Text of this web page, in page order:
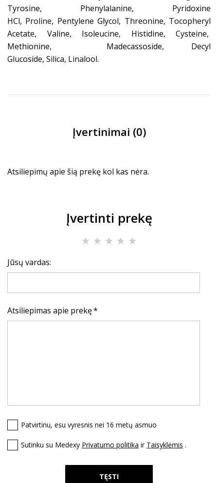
Tyrosine, Phenylalanine, Pyridoxine
HCl, Proline, Pentylene Glycol, Threonine, Tocopheryl
Acetate, Valine, Isoleucine, Histidine, Cysteine,
Methionine, Madecassoside, Decyl
Glucoside, Silica, Linalool.
Įvertinimai (0)
Atsiliepimų apie šią prekę kol kas nėra.
Įvertinti prekę
Jūsų vardas:
Atsiliepimas apie prekę
Patvirtinu, esu vyresnis nei 16 metų asmuo
Sutinku su Medexy Privatumo politika ir Taisyklėmis .
TĘSTI